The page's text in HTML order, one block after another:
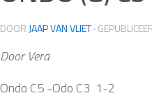
DOOR JAAP VAN VLIET·
Door Vera
Ondo C5 -Odo C3 1-2